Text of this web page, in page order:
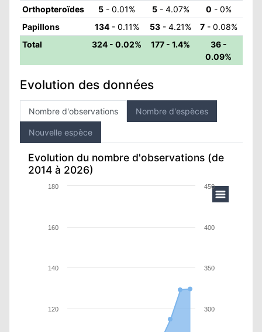
Orthopteroïdes 5 - 0.01% 5- 4.07% 0 - 0%
Papillons
134- 0.11% 53 - 4.21% 7- 0.08%
Total
324 - 0.02% 177 - 1.4%
36 -
0.09%
Evolution des données
Nombre d'observations Nombre d'espèces
Nouvelle espèce
Evolution du nombre d'observations (de
2014 à 2026)
120
140
160
180
300
400
350
450